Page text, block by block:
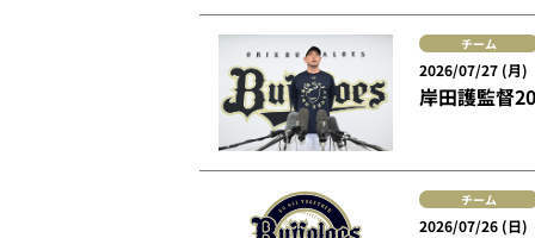
チーム
2026/07/27 (月)
岸田護監督
チーム
2026/07/26 (日)